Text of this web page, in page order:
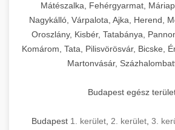
Mátészalka, Fehérgyarmat,
Nagykálló, Várpalota, Ajka, Herend,
Oroszlány, Kisbér, Tatabánya,
Komárom, Tata, Pilisvörösvár, Bicske,
Martonvásár,
Budapest egész
Budapest 1. kerület 2. kerület 3.